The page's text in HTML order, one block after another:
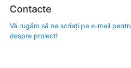
Contacte
Vă rugăm să ne scrieți pe e-mail
despre proiect!